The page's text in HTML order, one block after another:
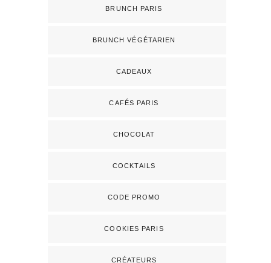
BRUNCH PARIS
BRUNCH VÉGÉTARIEN
CADEAUX
CAFÉS PARIS
CHOCOLAT
COCKTAILS
CODE PROMO
COOKIES PARIS
CRÉATEURS